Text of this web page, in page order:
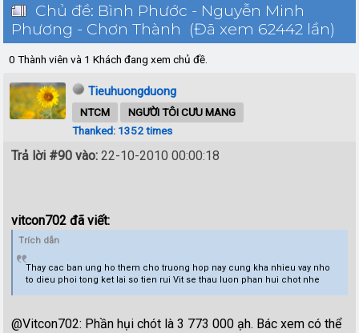
Chủ đề: Bình Phước - Nguyễn Minh
Phương - Chơn Thành (Đã xem 62442 lần)
0 Thành viên và 1 Khách đang xem chủ đề.
Tieuhuongduong
NTCM
NGƯỜI TÔI CƯU MANG
Thanked: 1352 times
Trả lời #90 vào: 22-10-2010 00:00:18
vitcon702 đã viết:
Trích dẫn
Thay cac ban ung ho them cho truong hop nay cung kha nhieu vay nho
to dieu phoi tong ket lai so tien rui Vit se thau luon phan hui chot nhe
@Vitcon702: Phần hụi chót là 3 773 000 ạh. Bác xem có thể